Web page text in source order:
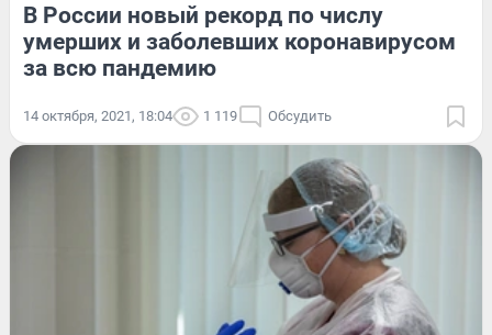
В России новый рекорд по числу
умерших и заболевших коронавирусом
за всю пандемию
14 октября, 2021, 18:04 1 119 Обсудить